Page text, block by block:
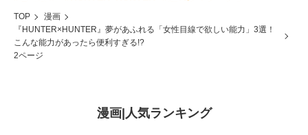
TOP
漫画
『HUNTER×HUNTER』夢があふれる「女性目線で欲しい能力」3選！
こんな能力があったら便利すぎる!?
2ページ
漫画| 人気ランキング